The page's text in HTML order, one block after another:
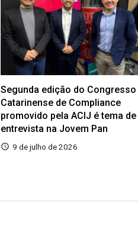
Segunda edição do Congresso
Catarinense de Compliance
promovido pela ACIJ é tema de
entrevista na Jovem Pan
9 de julho de 2026